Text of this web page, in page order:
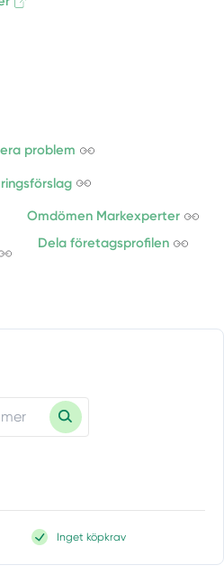
problem
Omdömen Markexperter
Dela företagsprofilen
Inget köpkrav